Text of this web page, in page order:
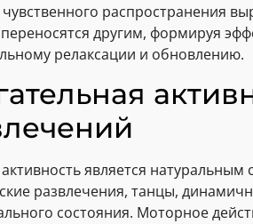
распространения
другим, формируя
релаксации и обновлению.
является
развлечения, танцы,
состояния. Моторное